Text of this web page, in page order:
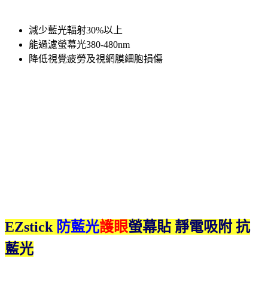
減少藍光輻射30%以上
能過濾螢幕光380-480nm
降低視覺疲勞及視網膜細胞損傷
EZstick 防藍光護眼螢幕貼 靜電吸附 抗
藍光